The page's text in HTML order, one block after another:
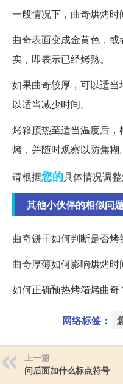
一般情况下，曲奇烘烤时
曲奇表面变成金黄色，
实，即表示已经烤熟。
如果曲奇较厚，可以适
以适当减少时间。
烤箱预热至适当温度后
烤，并随时观察以防焦糊。
请根据您的具体情况调整
其他小伙伴的相似问
曲奇饼干如何判断是否烤
曲奇厚薄如何影响烘烤时
如何正确预热烤箱烤曲奇
网络标签：
上一篇
问后面加什么标点符号